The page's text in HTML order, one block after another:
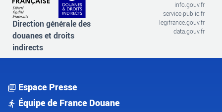
Direction générale des
douanes et droits
indirects
info.gouv.fr
service-public.fr
legifrance.gouv.fr
data.gouv.fr
Espace Presse
Équipe de France Douane